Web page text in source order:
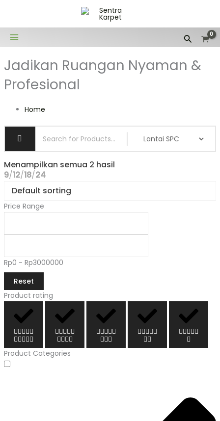
konten
Cari
Jadikan Ruangan Nyaman &
Profesional
Home
Menampilkan semua 2 hasil
9 12 18 24
Price Range
Rp0 - Rp3000000
Reset
Product rating
Product Categories